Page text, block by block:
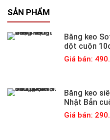
SẢN PHẨM
Băng keo
dột cuộn
Giá bán:
Băng keo
Nhật Bản
Giá bán: